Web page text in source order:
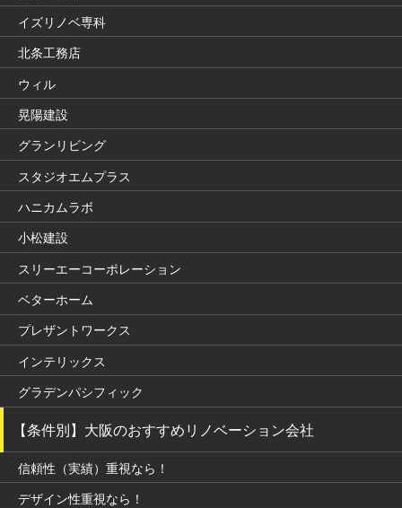
イズリノベ専科
北条工務店
ウィル
晃陽建設
グランリビング
スタジオエムプラス
ハニカムラボ
小松建設
スリーエーコーポレーション
ベターホーム
プレザントワークス
インテリックス
グラデンパシフィック
【条件別】大阪のおすすめリノベーション会社
信頼性（実績）重視なら！
デザイン性重視なら！